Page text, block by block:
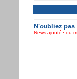
N'oubliez pas
News ajoutée ou